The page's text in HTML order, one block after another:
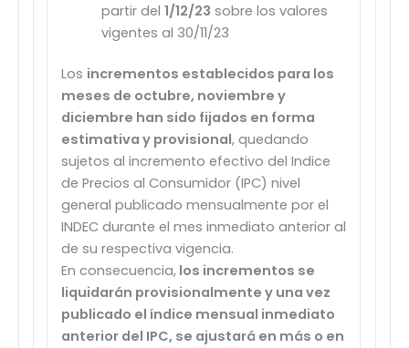
partir del 1/12/23 sobre los valores
vigentes al 30/11/23
Los incrementos establecidos para los
meses de octubre, noviembre y
diciembre han sido fijados en forma
estimativa y provisional, quedando
sujetos al incremento efectivo del Indice
de Precios al Consumidor (IPC) nivel
general publicado mensualmente por el
INDEC durante el mes inmediato anterior al
de su respectiva vigencia.
En consecuencia,los incrementos se
liquidarán provisionalmente y una vez
publicado el índice mensual inmediato
anterior del IPC, se ajustará en más o en